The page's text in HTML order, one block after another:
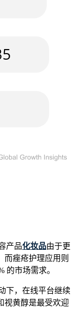
产品化妆品由于更
而痤疮护理应用则
的市场需求。
下，在线平台继续
视黄醇是最受欢迎